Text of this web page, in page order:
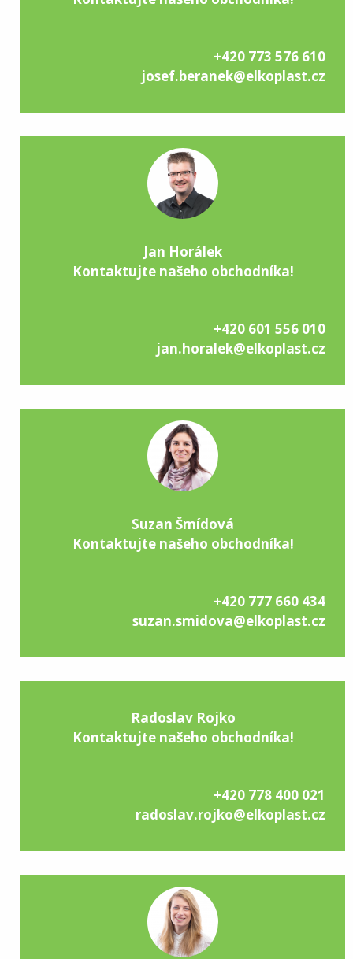
+420 773 576 610
josef.beranek@elkoplast.cz
Jan Horálek
Kontaktujte našeho obchodníka!
+420 601 556 010
jan.horalek@elkoplast.cz
Suzan Šmídová
Kontaktujte našeho obchodníka!
+420 777 660 434
suzan.smidova@elkoplast.cz
Radoslav Rojko
Kontaktujte našeho obchodníka!
+420 778 400 021
radoslav.rojko@elkoplast.cz